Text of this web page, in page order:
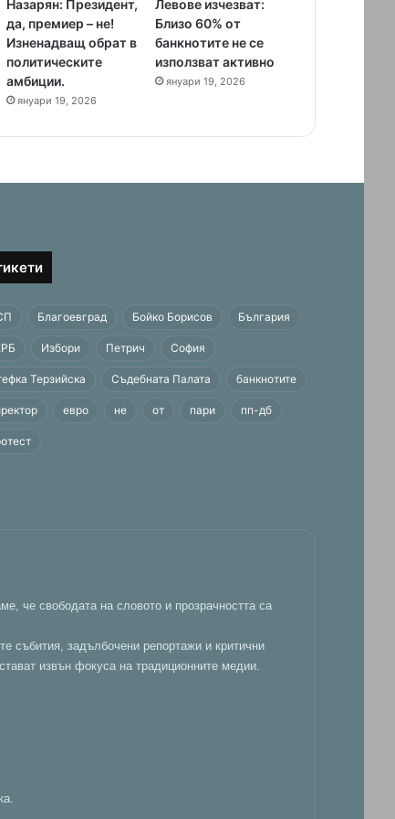
Назарян: Президент,
да, премиер – не!
Изненадващ обрат в
политическите
амбиции.
януари 19, 2026
Левове изчезват:
Близо 60% от
банкнотите не се
използват активно
януари 19, 2026
Благоевград Бойко Борисов България
Избори Петрич София
Терзийска Съдебната Палата банкнотите
евро не от пари пп-дб
че свободата на словото и прозрачността са
събития, задълбочени репортажи и критични
извън фокуса на традиционните медии.